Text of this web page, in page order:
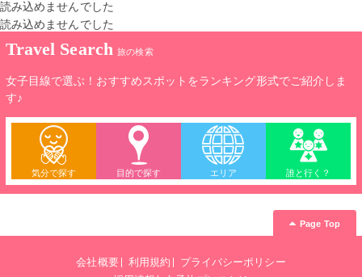
読み込めませんでした
読み込めませんでした
Travel Search 旅の検索
女子目線で選ぶ！おすすめスポットをランキング形式でご紹介しま
す♪
気分で探す 目的で探す エリア 誰と行く？
Page Top
会社概要 利用規約
プライバシーポリシー